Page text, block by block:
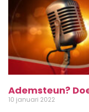
Ademsteun?
10 januari 2022